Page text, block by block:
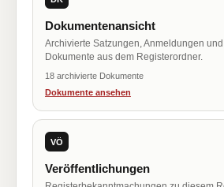
Dokumentenansicht
Archivierte Satzungen, Anmeldungen
Dokumente aus dem Registerordner.
18 archivierte Dokumente
Dokumente ansehen
VÖ
Veröffentlichungen